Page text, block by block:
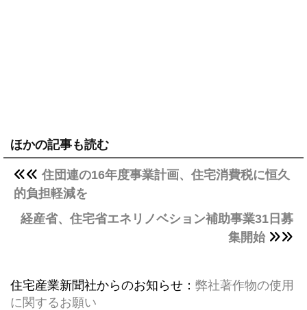
ほかの記事も読む
住団連の16年度事業計画、住宅消費税に恒久
的負担軽減を
経産省、住宅省エネリノベション補助事業31日募
集開始
住宅産業新聞社からのお知らせ： 弊社著作物の使用
に関するお願い